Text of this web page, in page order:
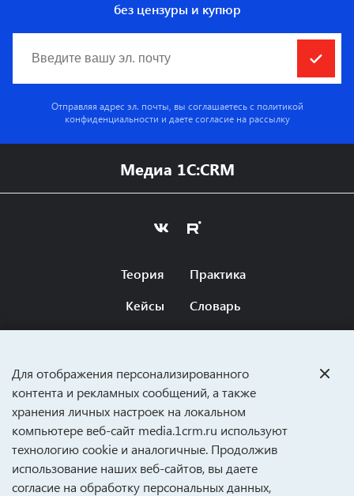
без цензуры и купюр
Отправляя адрес эл. почты, вы соглашаетесь с политикой
конфиденциальности и даете согласие на рассылку
Медиа 1C:CRM
CRM ДЛЯ БИЗНЕСА
media@1crm.ru
+7 (495) 989-47-82
127434, Москва, Дмитровское шоссе, 9Б
Теория
Практика
Кейсы
Словарь
Для отображения персонализированного
контента и рекламных сообщений, а также
хранения личных настроек на локальном
компьютере веб‑сайт media.1crm.ru используют
технологию cookie и аналогичные. Продолжив
использование наших веб‑сайтов, вы даете
согласие на обработку персональных данных,